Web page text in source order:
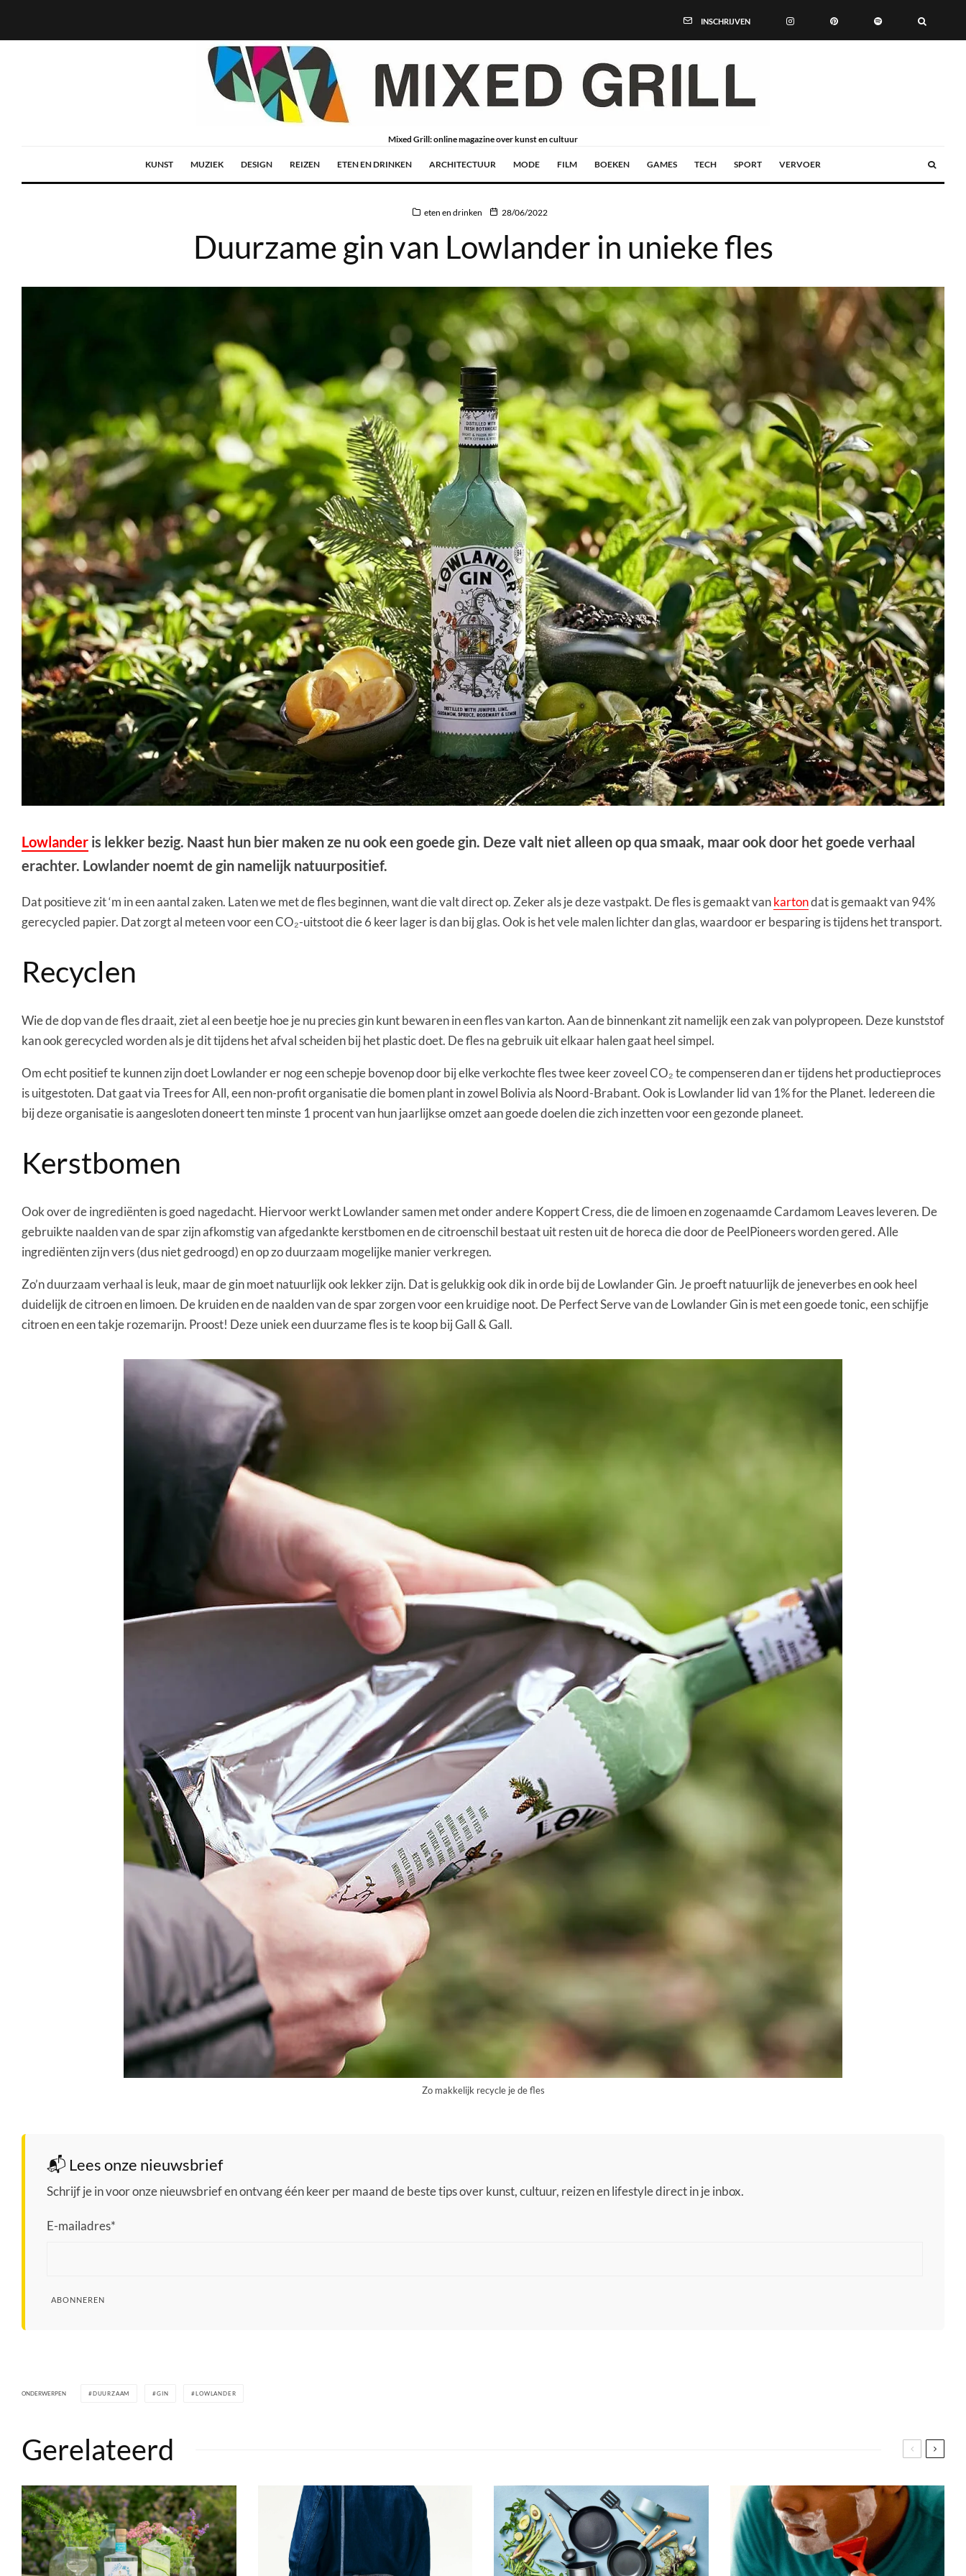
INSCHRIJVEN
Mixed Grill: online magazine over kunst en cultuur
KUNST MUZIEK DESIGN REIZEN ETEN EN DRINKEN ARCHITECTUUR MODE FILM BOEKEN GAMES TECH SPORT VERVOER
eten en drinken 28/06/2022
Duurzame gin van Lowlander in unieke fles
Lowlander is lekker bezig. Naast hun bier maken ze nu ook een goede gin. Deze valt niet alleen op qua smaak, maar ook door het goede verhaal
erachter. Lowlander noemt de gin namelijk natuurpositief.
Dat positieve zit ‘m in een aantal zaken. Laten we met de fles beginnen, want die valt direct op. Zeker als je deze vastpakt. De fles is gemaakt vankartondat is gemaakt van 94%
gerecycled papier. Dat zorgt al meteen voor een CO₂-uitstoot die 6 keer lager is dan bij glas. Ook is het vele malen lichter dan glas, waardoor er besparing is tijdens het transport.
Recyclen
Wie de dop van de fles draait, ziet al een beetje hoe je nu precies gin kunt bewaren in een fles van karton. Aan de binnenkant zit namelijk een zak van polypropeen. Deze kunststof
kan ook gerecycled worden als je dit tijdens het afval scheiden bij het plastic doet. De fles na gebruik uit elkaar halen gaat heel simpel.
Om echt positief te kunnen zijn doet Lowlander er nog een schepje bovenop door bij elke verkochte fles twee keer zoveel CO₂ te compenseren dan er tijdens het productieproces
is uitgestoten. Dat gaat via Trees for All, een non-profit organisatie die bomen plant in zowel Bolivia als Noord-Brabant. Ook is Lowlander lid van 1% for the Planet. Iedereen die
bij deze organisatie is aangesloten doneert ten minste 1 procent van hun jaarlijkse omzet aan goede doelen die zich inzetten voor een gezonde planeet.
Kerstbomen
Ook over de ingrediënten is goed nagedacht. Hiervoor werkt Lowlander samen met onder andere Koppert Cress, die de limoen en zogenaamde Cardamom Leaves leveren. De
gebruikte naalden van de spar zijn afkomstig van afgedankte kerstbomen en de citroenschil bestaat uit resten uit de horeca die door de PeelPioneers worden gered. Alle
ingrediënten zijn vers (dus niet gedroogd) en op zo duurzaam mogelijke manier verkregen.
Zo’n duurzaam verhaal is leuk, maar de gin moet natuurlijk ook lekker zijn. Dat is gelukkig ook dik in orde bij de Lowlander Gin. Je proeft natuurlijk de jeneverbes en ook heel
duidelijk de citroen en limoen. De kruiden en de naalden van de spar zorgen voor een kruidige noot. De Perfect Serve van de Lowlander Gin is met een goede tonic, een schijfje
citroen en een takje rozemarijn. Proost! Deze uniek een duurzame fles is te koop bij Gall & Gall.
Zo makkelijk recycle je de fles
📬 Lees onze nieuwsbrief
Schrijf je in voor onze nieuwsbrief en ontvang één keer per maand de beste tips over kunst, cultuur, reizen en lifestyle direct in je inbox.
E-mailadres*
ABONNEREN
ONDERWERPEN DUURZAAM GIN LOWLANDER
Gerelateerd